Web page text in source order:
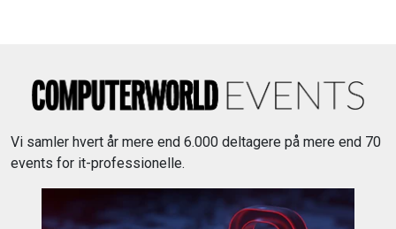
Vi samler hvert år mere end 6.000 deltagere på mere end 70
events for it-professionelle.